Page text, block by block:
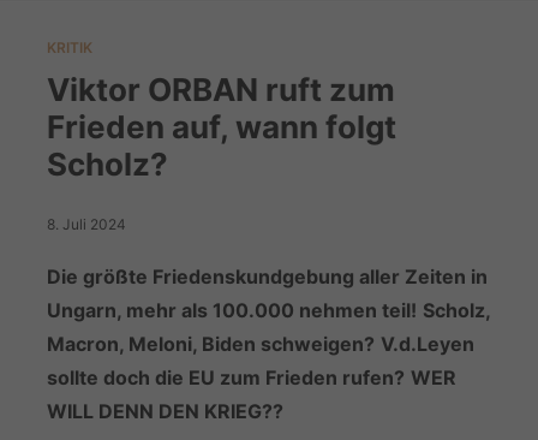
KRITIK
Viktor ORBAN ruft zum
Frieden auf, wann folgt
Scholz?
8. Juli 2024
Die größte Friedenskundgebung aller Zeiten in
Ungarn, mehr als 100.000 nehmen teil! Scholz,
Macron, Meloni, Biden schweigen? V.d.Leyen
sollte doch die EU zum Frieden rufen? WER
WILL DENN DEN KRIEG??